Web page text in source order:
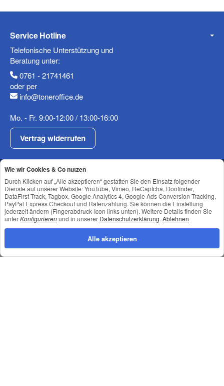
Service Hotline
Telefonische Unterstützung und
Beratung unter:
0761 - 21741461
oder per
info@toneroffice.de
Mo. - Fr. 9:00-12:00 / 13:00-16:00
Vertrag widerrufen
Shop Service
Informationen
Newsletter Abonnieren
Datenschutz•Impressum
Wie wir Cookies & Co nutzen
Durch Klicken auf „Alle akzeptieren“ gestatten Sie den Einsatz folgender
Dienste auf unserer Website: YouTube, Vimeo, ReCaptcha, Doofinder,
DataFirst Track, Tagbox, Google Analytics 4, Google Ads Conversion Tracking,
PayPal Express Checkout und Ratenzahlung. Sie können die Einstellung
jederzeit ändern (Fingerabdruck-Icon links unten). Weitere Details finden Sie
unterKonfigurierenund in unserer Datenschutzerklärung. Ablehnen
Alle akzeptieren